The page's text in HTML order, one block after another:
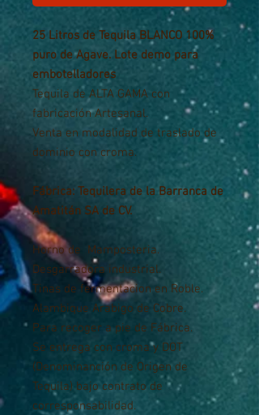
25 Litros de Tequila BLANCO 100%
puro de Agave. Lote demo para
embotelladores
Tequila de ALTA GAMA con
fabricación Artesanal.
Venta en modalidad de traslado de
dominio con croma.
Fábrica: Tequilera de la Barranca de
Amatitán SA de CV.
Horno de Mamposteria.
Desgarradora industrial.
Tinas de fermentacion en Roble.
Alambique Arabigo de Cobre.
Para recoger a pie de Fábrica.
Se entrega con croma y DOT
(Denominanción de Origen de
Tequila) bajo contrato de
corresponsabilidad.